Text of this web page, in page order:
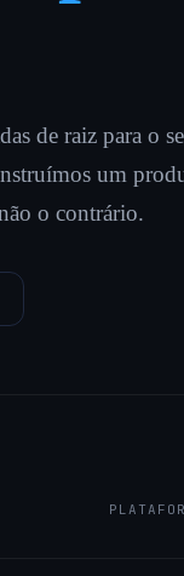
de raiz para o
um
o contrário.